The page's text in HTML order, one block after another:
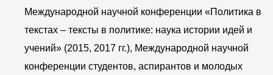
Международной научной конференции «Политика в
текстах – тексты в политике: наука истории идей и
учений» (2015, 2017 гг.), Международной научной
конференции студентов, аспирантов и молодых